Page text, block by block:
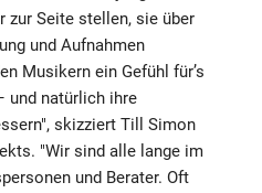
zur Seite stellen, sie über
und Aufnahmen
Musikern ein Gefühl für’s
und natürlich ihre
skizziert Till Simon
"Wir sind alle lange im
und Berater. Oft